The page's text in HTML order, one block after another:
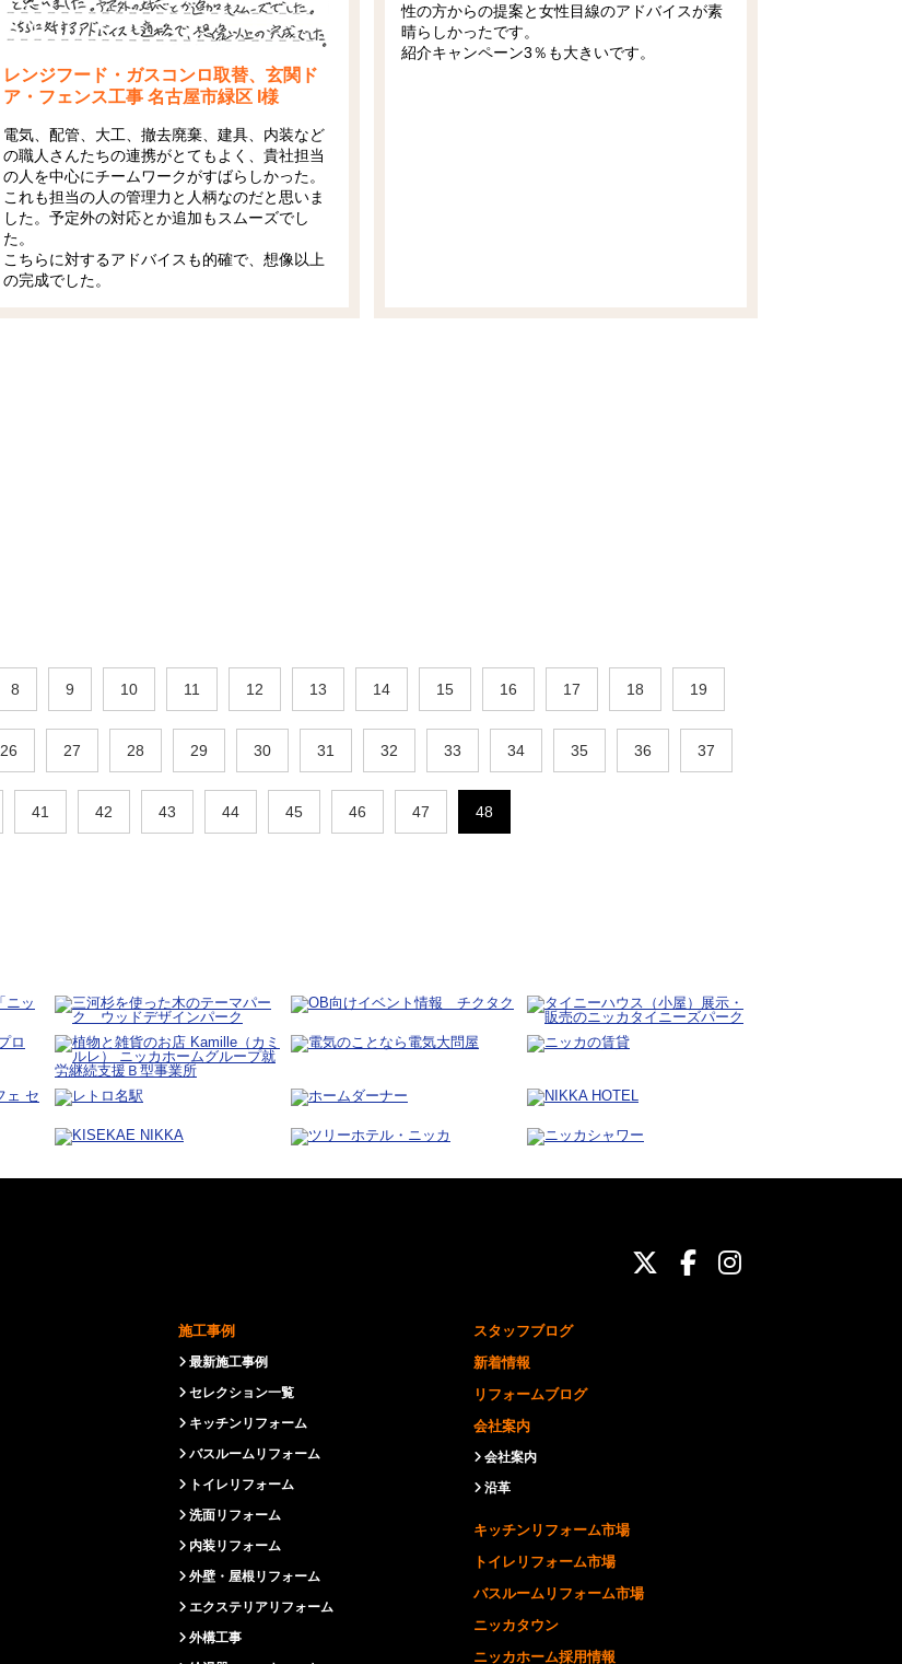
レンジフード・ガスコンロ取替、玄関ド
ア・フェンス工事 名古屋市緑区 I様
電気、配管、大工、撤去廃棄、建具、内装など
の職人さんたちの連携がとてもよく、貴社担当
の人を中心にチームワークがすばらしかった。
これも担当の人の管理力と人柄なのだと思いま
した。予定外の対応とか追加もスムーズでし
た。
こちらに対するアドバイスも的確で、想像以上
の完成でした。
性の方からの提案と女性目線のアドバイスが素
晴らしかったです。
紹介キャンペーン3％も大きいです。
8 9 10 11 12 13 14 15 16 17 18 19
26 27 28 29 30 31 32 33 34 35 36 37
41 42 43 44 45 46 47 48
ニッカホーム公式
ニッカホーム公
ニッカホー
施工事例
最新施工事例
セレクション一覧
キッチンリフォーム
バスルームリフォーム
トイレリフォーム
洗面リフォーム
内装リフォーム
外壁・屋根リフォーム
エクステリアリフォーム
外構工事
スタッフブログ
新着情報
リフォームブログ
会社案内
会社案内
沿革
キッチンリフォーム市場
トイレリフォーム市場
バスルームリフォーム市場
ニッカタウン
ニッカホーム採用情報